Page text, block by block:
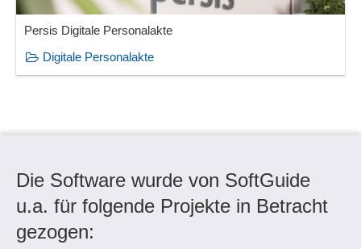
Persis Digitale Personalakte
Digitale Personalakte
Die Software wurde von SoftGuide
u.a. für folgende Projekte in Betracht
gezogen: